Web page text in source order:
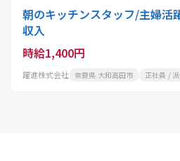
朝のキッチンスタッフ/主婦活
収入
時給1,400円
躍進株式会社 奈良県 大和高田市 正社員 /